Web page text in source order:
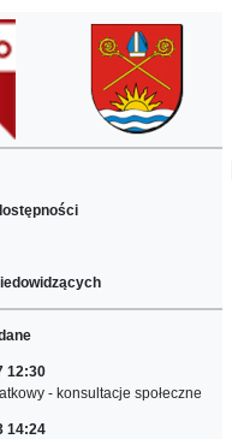
12:30
- konsultacje społeczne
14:24